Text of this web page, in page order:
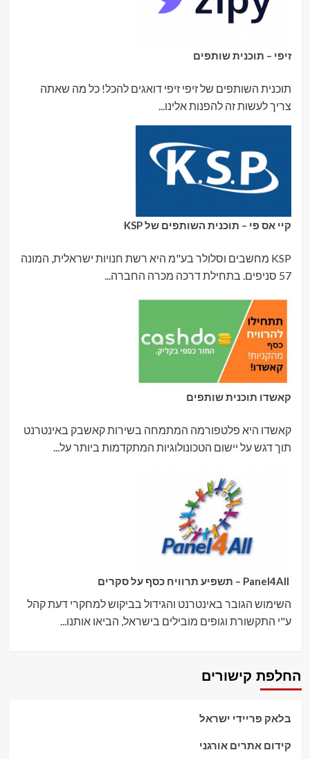
זיפי – תוכנית שותפים
תוכנית השותפים של זיפי זיפי דואגים להכל! כל מה שאתה
צריך לעשות זה להפנות אלינו...
קיי אס פי – תוכנית השותפים של KSP
KSP מחשבים וסלולר בע"מ היא רשת חנויות ישראלית, המונה
57 סניפים. בתחילת דרכה מכרה החברה...
קאשדו תוכנית שותפים
קאשדו היא פלטפורמה המתמחה בשירות קאשבק באינטרנט
תוך דגש על יישום הטכונולוגיות המתקדמות ביותר על...
השימוש הגובר באינטרנט והגידול בביקוש למחקרי דעת קהל
ע"י התקשורת וגופים מובילים בישראל, הביאו אותנו...
החלפת קישורים
בלאק פריידי ישראל
קידום אתרים אורגני